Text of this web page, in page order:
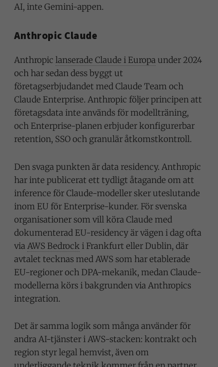
AI, inte Gemini-appen.
Anthropic Claude
Anthropiclanserade Claude i Europa under 2024
och har sedan dess byggt ut
företagserbjudandet med Claude Team och
Claude Enterprise. Anthropic följer principen att
företagsdata inte används för modellträning,
och Enterprise-planen erbjuder konfigurerbar
retention, SSO och granulär åtkomstkontroll.
Den svaga punkten är data residency. Anthropic
har inte publicerat ett tydligt åtagande om att
inference för Claude-modeller sker uteslutande
inom EU för Enterprise-kunder. För svenska
organisationer som vill köra Claude med
dokumenterad EU-residency är vägen i dag ofta
viaAWS Bedrocki Frankfurt eller Dublin, där
avtalet tecknas med AWS som har etablerade
EU-regioner och DPA-mekanik, medan Claude-
modellerna körs i bakgrunden via Anthropics
integration.
Det är samma logik som många använder för
andra AI-tjänster i AWS-stacken: kontrakt och
region styr legal hemvist, även om